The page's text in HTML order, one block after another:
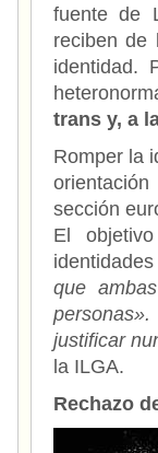
fuente de
reciben de
identidad.
trans y, a
Romper la
sección
El
que
justificar
la ILGA.
Rechazo